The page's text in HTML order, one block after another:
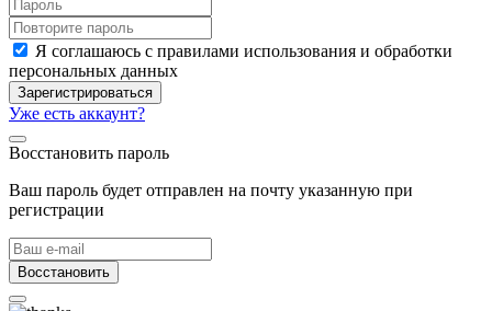
Я соглашаюсь с правилами использования и обработки
персональных данных
Зарегистрироваться
Уже есть аккаунт?
Восстановить пароль
Ваш пароль будет отправлен на почту указанную при
регистрации
Восстановить